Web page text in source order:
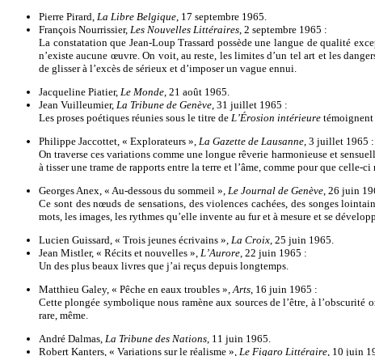
Pierre Pirard, La Libre Belgique, 17 septembre 1965.
François Nourrissier, Les Nouvelles Littéraires, 2 septembre 1965 :
La constatation que Jean-Loup Trassard possède une langue de qualité
n’existe aucune œuvre. On voit, au reste, les limites d’un tel art et les
de glisser à l’excès de sérieux et d’imposer un vague ennui.
Jacqueline Piatier, Le Monde, 21 août 1965.
Jean Vuilleumier, La Tribune de Genève, 31 juillet 1965 :
Les proses poétiques réunies sous le titre de L’Érosion intérieure témoignent
Philippe Jaccottet, « Explorateurs », La Gazette de Lausanne, 3 juillet 1965 :
On traverse ces variations comme une longue rêverie harmonieuse et
à tisser une trame de rapports entre la terre et l’âme, comme pour que celle-ci
Georges Anex, « Au-dessous du sommeil », Le Journal de Genève, 26 juin
Ce sont des nœuds de sensations, des violences cachées, des songes
mots, les images, les rythmes qu’elle invente au fur et à mesure et se
Lucien Guissard, « Trois jeunes écrivains », La Croix, 25 juin 1965.
Jean Mistler, « Récits et nouvelles », L’Aurore, 22 juin 1965 :
Un des plus beaux livres que j’ai reçus depuis longtemps.
Matthieu Galey, « Pêche en eaux troubles »,Arts, 16 juin 1965 :
Cette plongée symbolique nous ramène aux sources de l’être, à
rare, même.
André Dalmas, La Tribune des Nations, 11 juin 1965.
Robert Kanters, « Variations sur le réalisme », Le Figaro Littéraire, 10 juin